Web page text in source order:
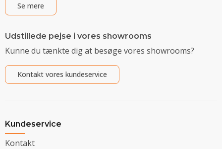
Se mere
Udstillede pejse i vores showrooms
Kunne du tænkte dig at besøge vores showrooms?
Kontakt vores kundeservice
Kundeservice
Kontakt